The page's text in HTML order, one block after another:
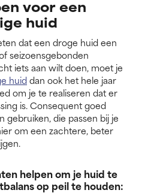
voor een
huid
dat een droge huid een
seizoensgebonden
iets aan wilt doen, moet je
huiddan ook het hele jaar
om je te realiseren dat er
is. Consequent goed
die passen bij je
om een zachtere, beter
helpen om je huid te
op peil te houden: